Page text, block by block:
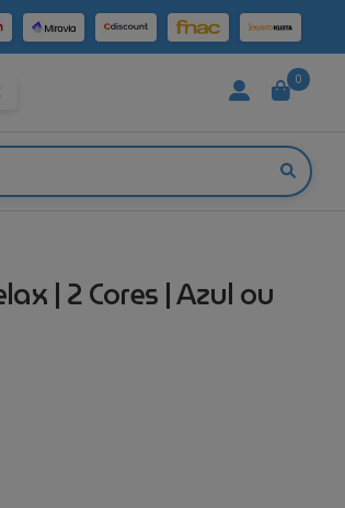
0
| 2 Cores | Azul ou